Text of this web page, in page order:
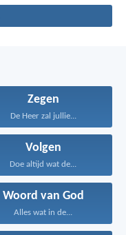
Zegen
De Heer zal jullie...
Volgen
Doe altijd wat de...
Woord van God
Alles wat in de...